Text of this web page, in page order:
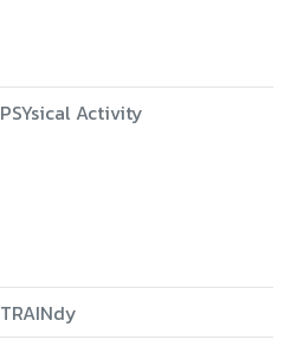
PSYsical Activity
TRAINdy